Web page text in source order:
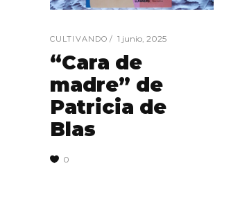
CULTIVANDO 1 junio, 2025
“Cara de
madre” de
Patricia de
Blas
0